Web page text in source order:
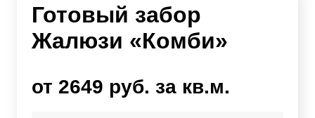
Готовый забор
Жалюзи «Комби»
от 2649 руб. за кв.м.